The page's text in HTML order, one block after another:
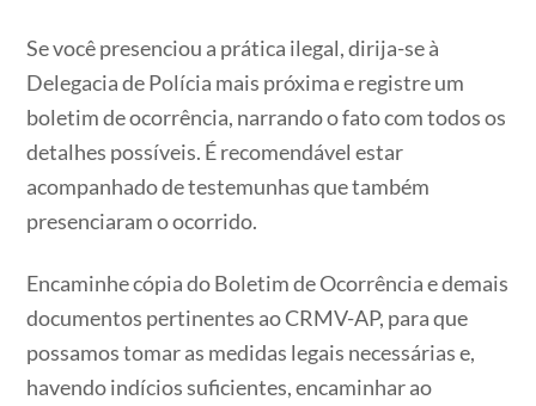
Se você presenciou a prática ilegal, dirija-se à
Delegacia de Polícia mais próxima e registre um
boletim de ocorrência, narrando o fato com todos os
detalhes possíveis. É recomendável estar
acompanhado de testemunhas que também
presenciaram o ocorrido.
Encaminhe cópia do Boletim de Ocorrência e demais
documentos pertinentes ao CRMV-AP, para que
possamos tomar as medidas legais necessárias e,
havendo indícios suficientes, encaminhar ao